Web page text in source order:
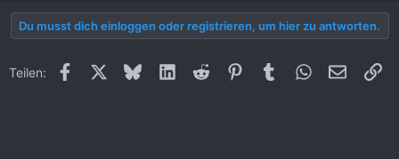
Du musst dich einloggen oder registrieren, um hier zu antworten.
Teilen: FacebookX (Twitter)
BlueskyLinkedInReddit PinterestTumblrWhatsApp
E-Mail